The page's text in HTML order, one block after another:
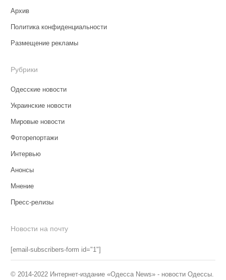
Архив
Политика конфиденциальности
Размещение рекламы
Рубрики
Одесские новости
Украинские новости
Мировые новости
Фоторепортажи
Интервью
Анонсы
Мнение
Пресс-релизы
Новости на почту
[email-subscribers-form id="1"]
© 2014-2022 Интернет-издание «Одесса News» - новости Одессы.